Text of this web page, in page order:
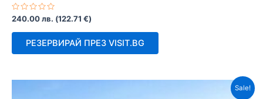
Оценено
с
0
240.00лв. (122.71 €)
РЕЗЕРВИРАЙ ПРЕЗ VISIT.BG
Sale!